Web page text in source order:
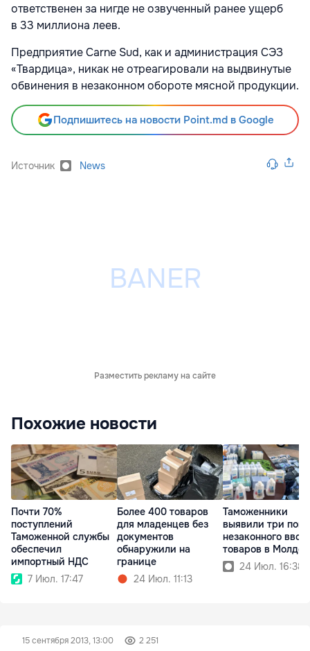
ответственен за нигде не озвученный ранее ущерб
в 33 миллиона леев.
Предприятие Carne Sud, как и администрация СЭЗ
«Твардица», никак не отреагировали на выдвинутые
обвинения в незаконном обороте мясной продукции.
Подпишитесь на новости Point.md в Google
Источник News
Разместить рекламу на сайте
Похожие новости
Почти 70%
поступлений
Таможенной службы
обеспечил
импортный НДС
7 Июл. 17:47
Более 400 товаров
для младенцев без
документов
обнаружили на
границе
24 Июл. 11:13
Таможенники
выявили три
незаконного
товаров в
24 Июл. 16:38
15 сентября 2013, 13:00 2 251